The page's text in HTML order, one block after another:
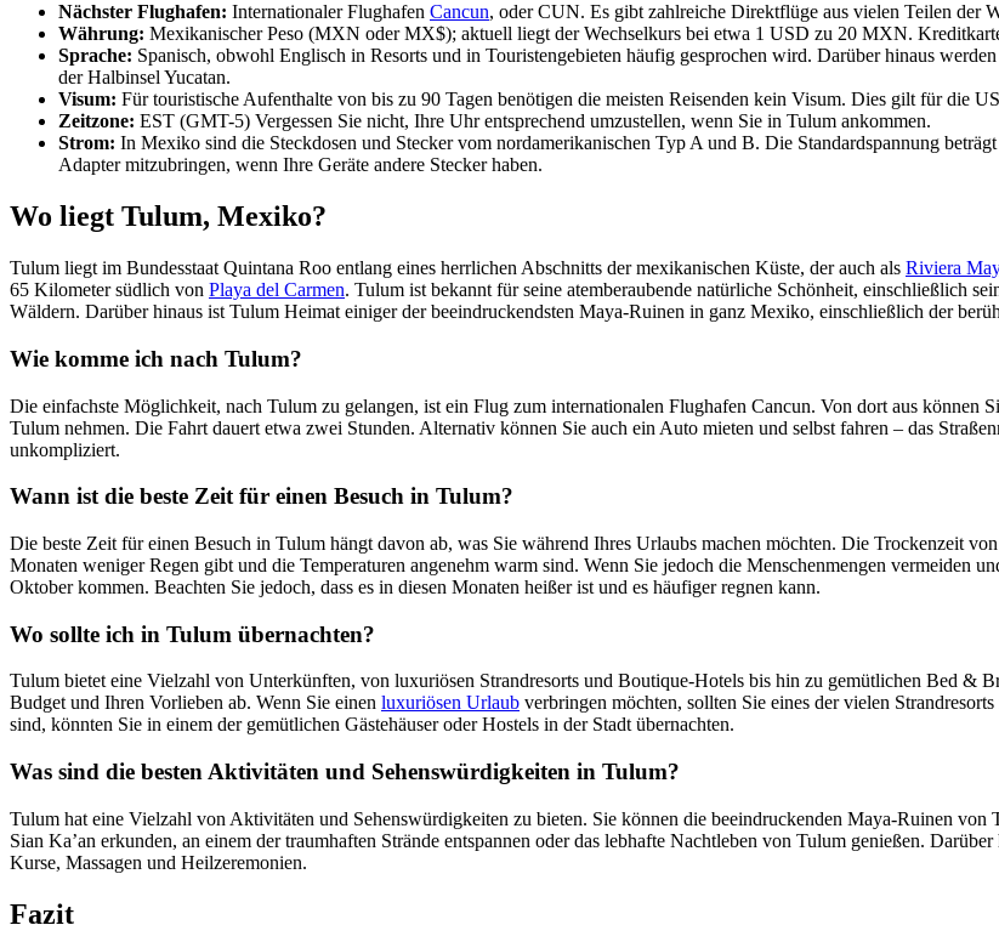
Nächster Flughafen: Internationaler Flughafen Cancun, oder CUN. Es gibt zahlreiche Direktflüge aus vielen Teilen der
Währung: Mexikanischer Peso (MXN oder MX$); aktuell liegt der Wechselkurs bei etwa 1 USD zu 20 MXN.
Sprache: Spanisch, obwohl Englisch in Resorts und in Touristengebieten häufig gesprochen wird. Darüber hinaus
der Halbinsel Yucatan.
Visum: Für touristische Aufenthalte von bis zu 90 Tagen benötigen die meisten Reisenden kein Visum. Dies gilt für die
Zeitzone: EST (GMT-5) Vergessen Sie nicht, Ihre Uhr entsprechend umzustellen, wenn Sie in Tulum ankommen.
Strom: In Mexiko sind die Steckdosen und Stecker vom nordamerikanischen Typ A und B. Die Standardspannung
Adapter mitzubringen, wenn Ihre Geräte andere Stecker haben.
Wo liegt Tulum, Mexiko?
Tulum liegt im Bundesstaat Quintana Roo entlang eines herrlichen Abschnitts der mexikanischen Küste, der auch als Riviera
65 Kilometer südlich von Playa del Carmen. Tulum ist bekannt für seine atemberaubende natürliche Schönheit, einschließlich
Wäldern. Darüber hinaus ist Tulum Heimat einiger der beeindruckendsten Maya-Ruinen in ganz Mexiko, einschließlich der
Wie komme ich nach Tulum?
Die einfachste Möglichkeit, nach Tulum zu gelangen, ist ein Flug zum internationalen Flughafen Cancun. Von dort aus können
Tulum nehmen. Die Fahrt dauert etwa zwei Stunden. Alternativ können Sie auch ein Auto mieten und selbst fahren – das
unkompliziert.
Wann ist die beste Zeit für einen Besuch in Tulum?
Die beste Zeit für einen Besuch in Tulum hängt davon ab, was Sie während Ihres Urlaubs machen möchten. Die Trockenzeit
Monaten weniger Regen gibt und die Temperaturen angenehm warm sind. Wenn Sie jedoch die Menschenmengen vermeiden
Oktober kommen. Beachten Sie jedoch, dass es in diesen Monaten heißer ist und es häufiger regnen kann.
Wo sollte ich in Tulum übernachten?
Tulum bietet eine Vielzahl von Unterkünften, von luxuriösen Strandresorts und Boutique-Hotels bis hin zu gemütlichen Bed &
Budget und Ihren Vorlieben ab. Wenn Sie einen luxuriösen Urlaub verbringen möchten, sollten Sie eines der vielen
sind, könnten Sie in einem der gemütlichen Gästehäuser oder Hostels in der Stadt übernachten.
Was sind die besten Aktivitäten und Sehenswürdigkeiten in Tulum?
Tulum hat eine Vielzahl von Aktivitäten und Sehenswürdigkeiten zu bieten. Sie können die beeindruckenden Maya-Ruinen von
Sian Ka’an erkunden, an einem der traumhaften Strände entspannen oder das lebhafte Nachtleben von Tulum genießen.
Kurse, Massagen und Heilzeremonien.
Fazit